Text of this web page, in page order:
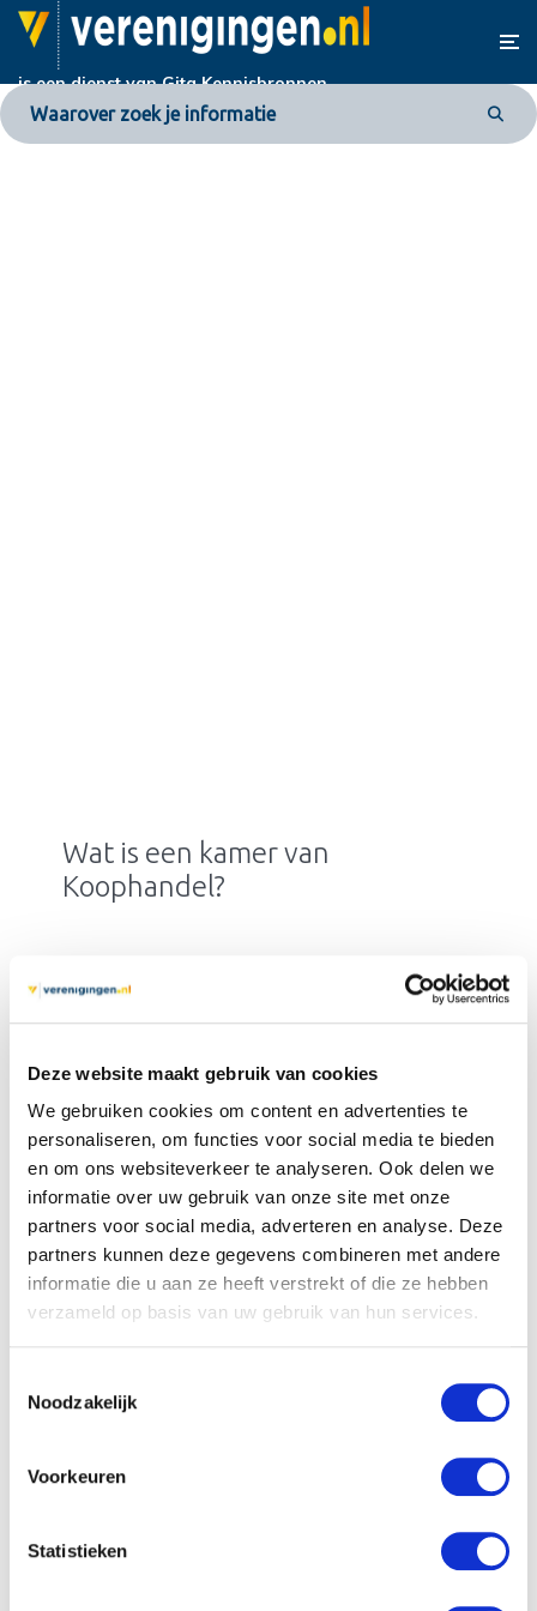
Deze website maakt gebruik van cookies
We gebruiken cookies om content en advertenties te
personaliseren, om functies voor social media te bieden
en om ons websiteverkeer te analyseren. Ook delen we
informatie over uw gebruik van onze site met onze
partners voor social media, adverteren en analyse. Deze
partners kunnen deze gegevens combineren met andere
informatie die u aan ze heeft verstrekt of die ze hebben
verzameld op basis van uw gebruik van hun services.
Noodzakelijk
Voorkeuren
Statistieken
is een dienst vanGita Kennisbronnen
Wat is een kamer van
Koophandel?
Kamer van Koophandel
(KvK) is een organisatie. Deze
organisatie houdt een
register bij van
rechtspersonen. De meeste
rechtspersonen zijn verplicht
verenigingen
vereniging is niet verplicht om
Je kan bij de KvK een